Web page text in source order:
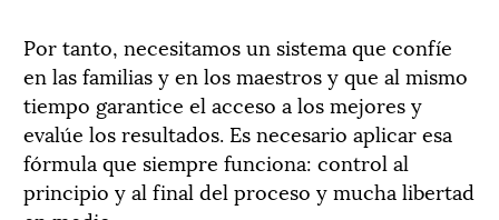
Por tanto, necesitamos un sistema que confíe
en las familias y en los maestros y que al mismo
tiempo garantice el acceso a los mejores y
evalúe los resultados. Es necesario aplicar esa
fórmula que siempre funciona: control al
principio y al final del proceso y mucha libertad